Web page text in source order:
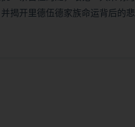
并揭开里德伍德家族命运背后的悲